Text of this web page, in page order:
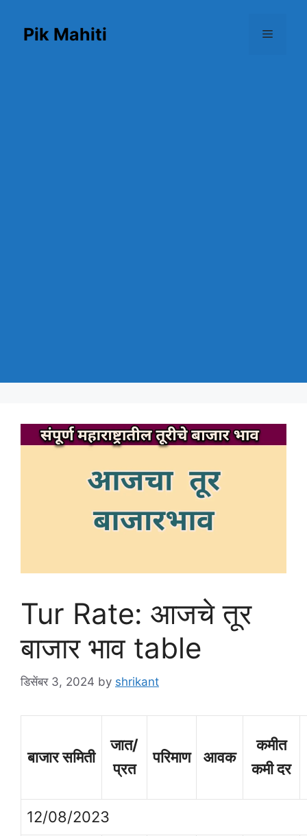
contentPik Mahiti Menu
Tur Rate: आजचे तूर
बाजार भाव table
डिसेंबर 3, 2024 by shrikant
बाजार समिती
जात/
प्रत
परिमाण आवक
कमीत
कमी दर
12/08/2023